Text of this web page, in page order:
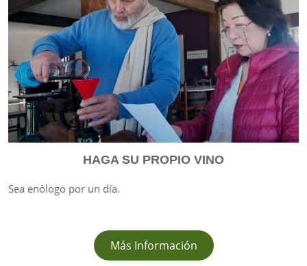
HAGA SU PROPIO VINO
Sea enólogo por un día.
Más Información